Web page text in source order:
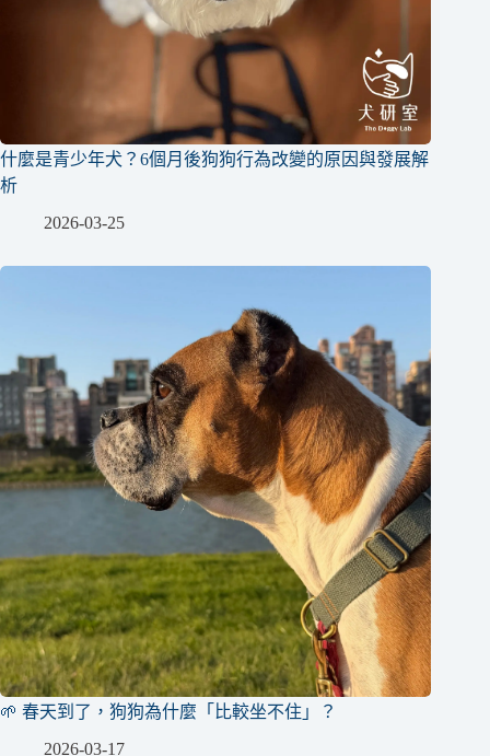
什麼是青少年犬？6個月後狗狗行為改變的原因與發展解
析
2026-03-25
🌱 春天到了，狗狗為什麼「比較坐不住」？
2026-03-17